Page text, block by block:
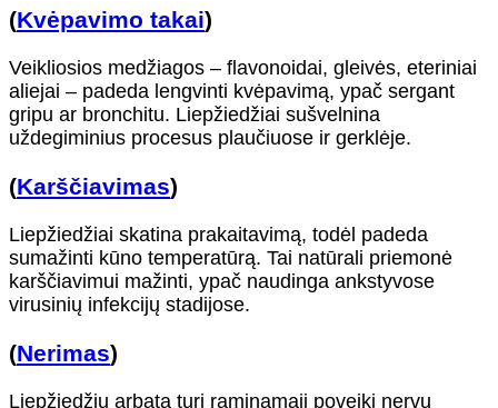
(Kvėpavimo takai)
Veikliosios medžiagos – flavonoidai, gleivės, eteriniai
aliejai – padeda lengvinti kvėpavimą, ypač sergant
gripu ar bronchitu. Liepžiedžiai sušvelnina
uždegiminius procesus plaučiuose ir gerklėje.
(Karščiavimas)
Liepžiedžiai skatina prakaitavimą, todėl padeda
sumažinti kūno temperatūrą. Tai natūrali priemonė
karščiavimui mažinti, ypač naudinga ankstyvose
virusinių infekcijų stadijose.
(Nerimas)
Liepžiedžių arbata turi raminamąjį poveikį nervų